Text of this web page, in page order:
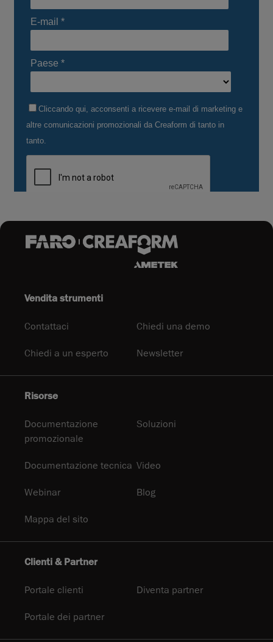
Vendita strumenti
Contattaci Chiedi una demo
Chiedi a un esperto Newsletter
Risorse
Documentazione
promozionale
Soluzioni
Documentazione tecnica Video
Webinar Blog
Mappa del sito
Clienti & Partner
Portale clienti Diventa partner
Portale dei partner